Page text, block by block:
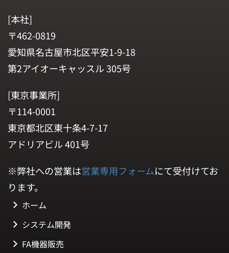
[本社]
〒462-0819
愛知県名古屋市北区平安1-9-18
第2アイオーキャッスル 305号
[東京事業所]
〒114-0001
東京都北区東十条4-7-17
アドリアビル 401号
※弊社への営業は営業専用フォームにて受付けてお
ります。
ホーム
システム開発
FA機器販売